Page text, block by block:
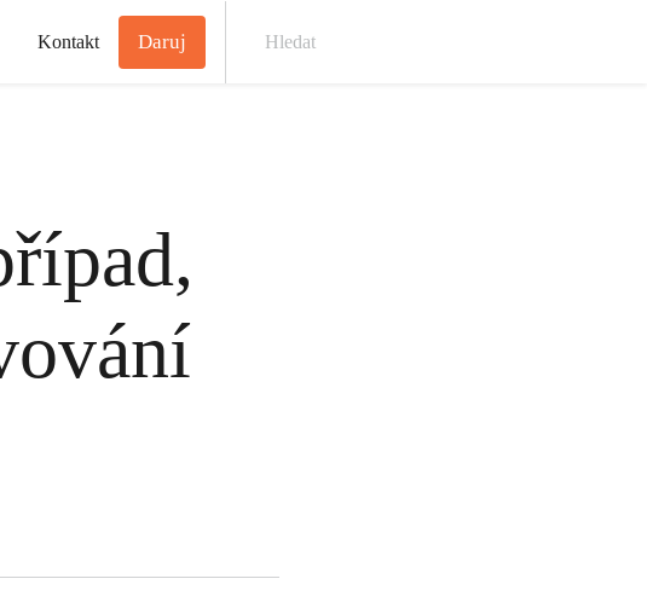
Kontakt Daruj